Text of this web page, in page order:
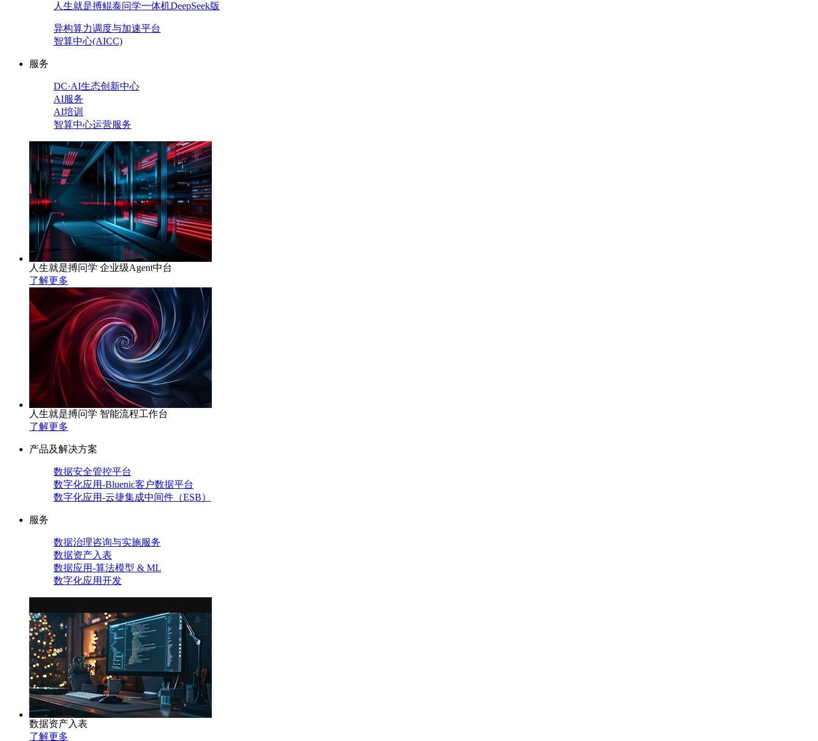
人生就是搏鲲泰问学一体机DeepSeek版
异构算力调度与加速平台
智算中心(AICC)
服务
DC·AI生态创新中心
AI服务
AI培训
智算中心运营服务
人生就是搏问学 企业级Agent中台
了解更多
人生就是搏问学 智能流程工作台
了解更多
产品及解决方案
数据安全管控平台
数字化应用-Bluenic客户数据平台
数字化应用-云捷集成中间件（ESB）
服务
数据治理咨询与实施服务
数据资产入表
数据应用-算法模型 & ML
数字化应用开发
数据资产入表
了解更多